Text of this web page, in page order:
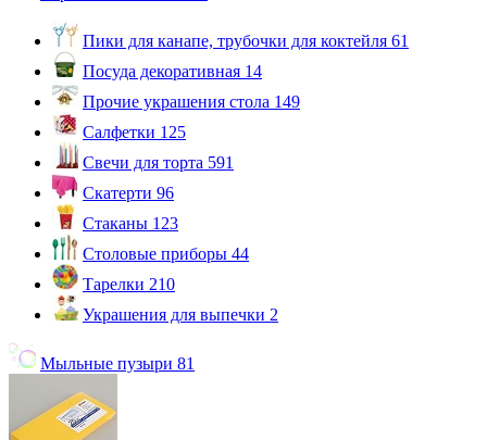
Пики для канапе, трубочки для коктейля 61
Посуда декоративная 14
Прочие украшения стола 149
Салфетки 125
Свечи для торта 591
Скатерти 96
Стаканы 123
Столовые приборы 44
Тарелки 210
Украшения для выпечки 2
Мыльные пузыри 81